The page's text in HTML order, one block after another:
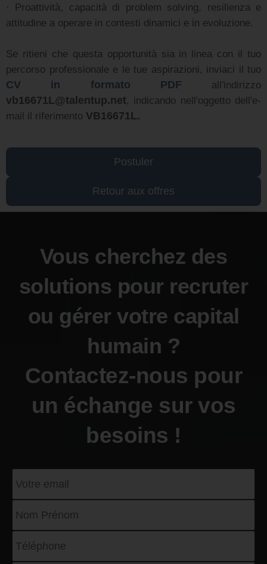
· Proattività, capacità di problem solving, resilienza e
attitudine a operare in contesti dinamici e in evoluzione.
Se ritieni che questa opportunità sia in linea con il tuo
percorso professionale e le tue aspirazioni, inviaci il tuo
CV in formato PDF all'indirizzo
vb16671L@talentup.net, indicando nell'oggetto dell'e-
mail il riferimento VB16671L.
Postuler
Retour aux offres
Vous cherchez des
solutions pour recruter
ou gérer votre capital
humain ?
Contactez-nous pour
un échange sur vos
besoins !